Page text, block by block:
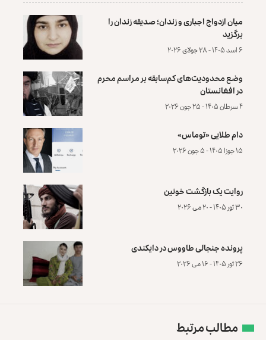
میان ازدواج اجباری و زندان؛ صدیقه زندان را
برگزید
۶ اسد ۱۴۰۵ - ۲۸ جولای ۲۰۲۶
وضع محدودیت‌های کم‌سابقه بر مراسم محرم
در افغانستان
۴ سرطان ۱۴۰۵ - ۲۵ جون ۲۰۲۶
دام طلایی «توماس»
۱۵ جوزا ۱۴۰۵ - ۵ جون ۲۰۲۶
روایت یک بازگشت خونین
۳۰ ثور ۱۴۰۵ - ۲۰ می ۲۰۲۶
پرونده‌ جنجالی طاووس در دایکندی
۲۶ ثور ۱۴۰۵ - ۱۶ می ۲۰۲۶
مطالب مرتبط